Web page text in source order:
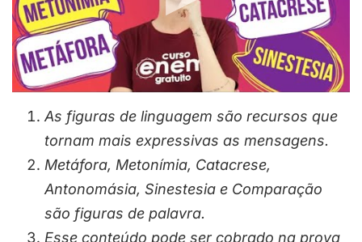
As figuras de linguagem são recursos que
tornam mais expressivas as mensagens.
Metáfora, Metonímia, Catacrese,
Antonomásia, Sinestesia e Comparação
são figuras de palavra.
Esse conteúdo pode ser cobrado na prova